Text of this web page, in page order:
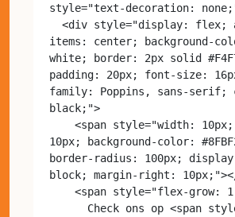
style="text-decoration:
items: center; background-
white; border: 2px solid
padding: 20px; font-size:
family: Poppins, sans-serif;
black;">
10px; background-color:
border-radius: 100px;
block; margin-right: